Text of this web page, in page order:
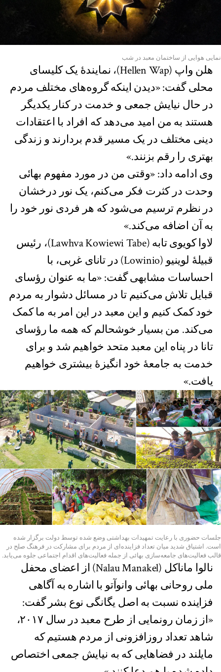
نمایی هوایی از ساختمان معبد در شب
هلن واپ (Hellen Wap)، نمایندهٔ یک کلیسای
محلی گفت: «دیدن اینکه گروه‌های مختلف مردم
در حال نیایش جمعی و خدمت در کنار یکدیگر
هستند به من امید می‌دهد که افراد با اعتقادات
دینی مختلف در یک مسیر قدم بردارند و زندگی
بهتری را رقم بزنند.»
وی ادامه داد: «وقتی من در مورد مفهوم بهائی
وحدت در کثرت فکر می‌کنم، یک نور درخشان
در نظرم ترسیم می‌شود که هر فردی نور خود را
به آن اضافه می‌کند.»
لاوا کویوی تابه (Lawhva Kowiewi Tabe)، رئیس
قبیلهٔ لوینیو (Lowinio) در تانای غربی، با
احساسات مشابهی گفت: «ما به عنوان رؤسای
قبایل تلاش می‌کنیم تا در مسائل دشوار به مردم
خود کمک کنیم و این معبد در این امر به ما کمک
می‌کند. من بسیار خوشحالم که همه ما رؤسای
تانا در پناه این معبد متحد خواهیم شد و برای
خدمت به جامعهٔ خود انگیزهٔ بیشتری خواهیم
یافت.»
جلسات حضوری با رعایت تمهیدات بهداشتی وضع شده توسط دولت برگزار شده
است. اشتیاق شدید میان تعداد فزاینده‌ای از مردم برای مشارکت در فرهنگ صلح در
قالب فعالیت‌های جامعه‌سازی بهائی از جمله فعالیت‌های اقدام اجتماعی جلوه می‌یابد.
نالوا ماناکل (Nalau Manakel) از اعضای محفل
ملی روحانی بهائی وانوآتو با اشاره به آگاهی
فزاینده نسبت به اصل یگانگی نوع بشر گفت:
«از زمان رونمایی از طرح معبد در سال ۲۰۱۷،
شاهد تعداد روزافزونی از مردم هستیم که
مایلند در فضاهایی که به نیایش جمعی اختصاص